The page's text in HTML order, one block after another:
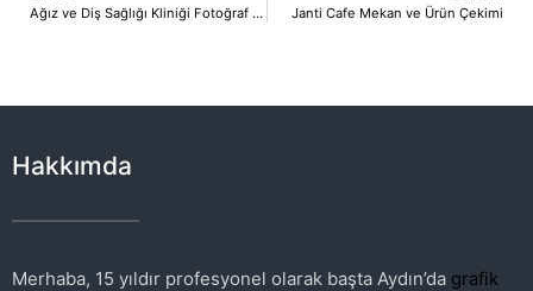
Ağız ve Diş Sağlığı Kliniği Fotoğraf Çekimi Janti Cafe Mekan ve Ürün Çekimi
Hakkımda
Merhaba, 15 yıldır profesyonel olarak başta Aydın’da grafik